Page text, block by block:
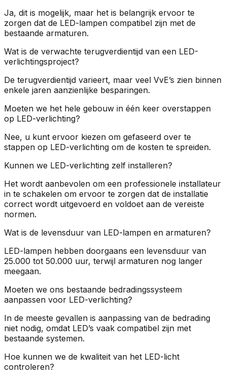
Ja, dit is mogelijk, maar het is belangrijk ervoor te
zorgen dat de LED-lampen compatibel zijn met de
bestaande armaturen.
Wat is de verwachte terugverdientijd van een LED-
verlichtingsproject?
De terugverdientijd varieert, maar veel VvE’s zien binnen
enkele jaren aanzienlijke besparingen.
Moeten we het hele gebouw in één keer overstappen
op LED-verlichting?
Nee, u kunt ervoor kiezen om gefaseerd over te
stappen op LED-verlichting om de kosten te spreiden.
Kunnen we LED-verlichting zelf installeren?
Het wordt aanbevolen om een professionele installateur
in te schakelen om ervoor te zorgen dat de installatie
correct wordt uitgevoerd en voldoet aan de vereiste
normen.
Wat is de levensduur van LED-lampen en armaturen?
LED-lampen hebben doorgaans een levensduur van
25.000 tot 50.000 uur, terwijl armaturen nog langer
meegaan.
Moeten we ons bestaande bedradingssysteem
aanpassen voor LED-verlichting?
In de meeste gevallen is aanpassing van de bedrading
niet nodig, omdat LED’s vaak compatibel zijn met
bestaande systemen.
Hoe kunnen we de kwaliteit van het LED-licht
controleren?